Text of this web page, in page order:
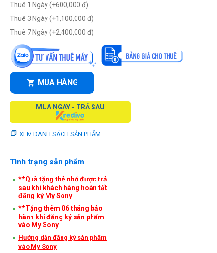
Thuê 1 Ngày (+600,000 đ)
Thuê 3 Ngày (+1,100,000 đ)
Thuê 7 Ngày (+2,400,000 đ)
MUA HÀNG
MUA NGAY - TRẢ SAU
XEM DANH SÁCH SẢN PHẨM
Tình trạng sản phẩm
**Quà tặng thẻ nhớ được trả
sau khi khách hàng hoàn tất
đăng ký My Sony
**Tặng thêm 06 tháng bảo
hành khi đăng ký sản phẩm
vào My Sony
Hướng dẫn đăng ký sản phẩm
vào My Sony